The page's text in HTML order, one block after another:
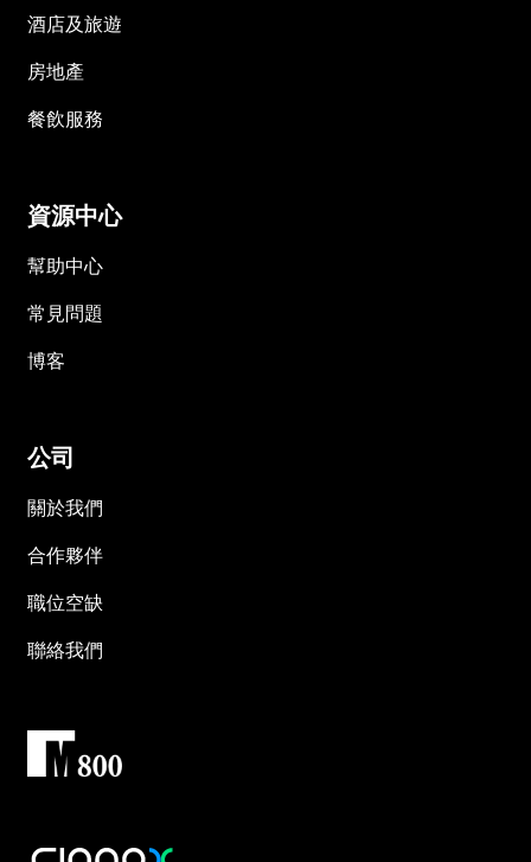
酒店及旅遊
房地產
餐飲服務
資源中心
幫助中心
常見問題
博客
公司
關於我們
合作夥伴
職位空缺
聯絡我們